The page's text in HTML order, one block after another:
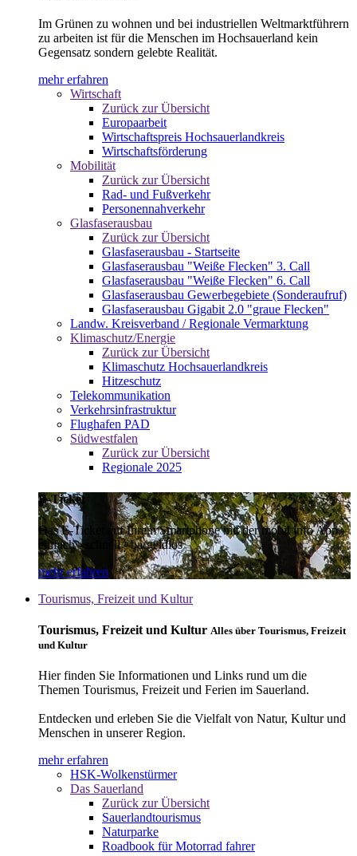
Im Grünen zu wohnen und bei industriellen Weltmarktführern
zu arbeiten ist für die Menschen im Hochsauerland kein
Gegensatz sondern gelebte Realität.
mehr erfahren
Wirtschaft
Zurück zur Übersicht
Europaarbeit
Wirtschaftspreis Hochsauerlandkreis
Wirtschaftsförderung
Mobilität
Zurück zur Übersicht
Rad- und Fußverkehr
Personennahverkehr
Glasfaserausbau
Zurück zur Übersicht
Glasfaserausbau - Startseite
Glasfaserausbau "Weiße Flecken" 3. Call
Glasfaserausbau "Weiße Flecken" 6. Call
Glasfaserausbau Gewerbegebiete (Sonderaufruf)
Glasfaserausbau Gigabit 2.0 "graue Flecken"
Landw. Kreisverband / Regionale Vermarktung
Klimaschutz/Energie
Zurück zur Übersicht
Klimaschutz Hochsauerlandkreis
Hitzeschutz
Telekommunikation
Verkehrsinfrastruktur
Flughafen PAD
Südwestfalen
Zurück zur Übersicht
Regionale 2025
E-Ticket
Das E-Ticket auf Ihrem Smartphone mit der mobil info App -
einfach - schnell - bargeldlos
mehr erfahren
Tourismus, Freizeit und Kultur
Tourismus, Freizeit und Kultur Alles über Tourismus, Freizeit
und Kultur
Hier finden Sie Informationen und Links rund um die
Themen Tourismus, Freizeit und Ferien im Sauerland.
Entdecken und erleben Sie die Vielfalt von Natur, Kultur und
Menschen in unserer Region.
mehr erfahren
HSK-Wolkenstürmer
Das Sauerland
Zurück zur Übersicht
Sauerlandtourismus
Naturparke
Roadbook für Motorrad fahrer